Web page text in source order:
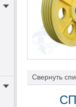
пластиковые
обслуживание.
Свернуть